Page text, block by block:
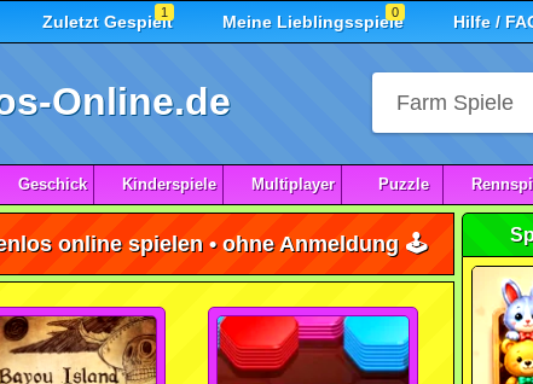
Zuletzt Gespielt
1 Meine Lieblingsspiele
0 Hilfe /
Online.de
Geschick Kinderspiele Multiplayer Puzzle
online spielen • ohne Anmeldung 🕹️